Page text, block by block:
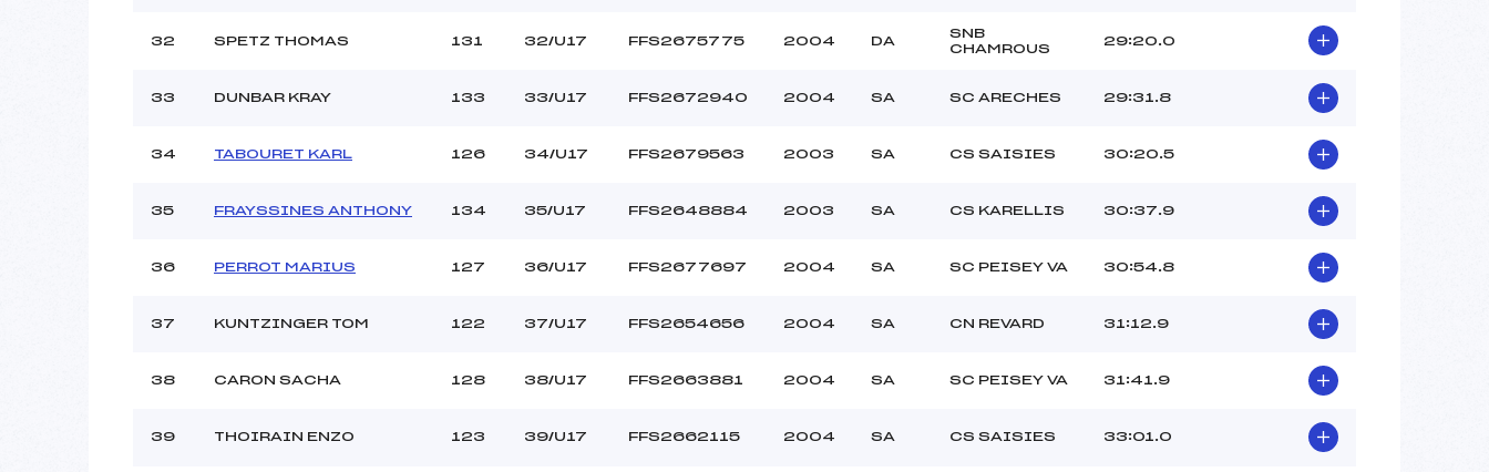
32 SPETZ THOMAS 131 32/U17 FFS2675775 2004 DA
SNB
CHAMROUS
29:20.0
33 DUNBAR KRAY 133 33/U17 FFS2672940 2004 SA SC ARECHES 29:31.8
34 TABOURET KARL 126 34/U17 FFS2679563 2003 SA CS SAISIES 30:20.5
35 FRAYSSINES ANTHONY 134 35/U17 FFS2648884 2003 SA CS KARELLIS 30:37.9
36 PERROT MARIUS 127 36/U17 FFS2677697 2004 SA SC PEISEY VA 30:54.8
37 KUNTZINGER TOM 122 37/U17 FFS2654656 2004 SA CN REVARD 31:12.9
38 CARON SACHA 128 38/U17 FFS2663881 2004 SA SC PEISEY VA 31:41.9
39 THOIRAIN ENZO 123 39/U17 FFS2662115 2004 SA CS SAISIES 33:01.0